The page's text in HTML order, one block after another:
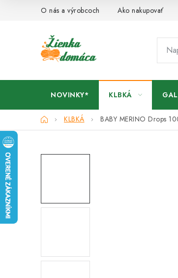
O nás a výrobcoch Ako nakupovať
NOVINKY* KLBKÁ
DomovKLBKÁ BABY MERINO Drops